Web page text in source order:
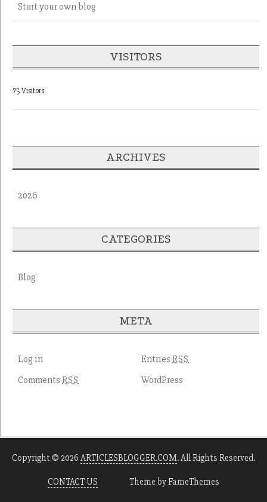
Start your own blog
VISITORS
75 Visitors
ARCHIVES
2026
CATEGORIES
Blog
META
Log in Entries RSS
CommentsRSS WordPress
Copyright © 2026 ARTICLESBLOGGER.COM. All Rights Reserved.
CONTACT US Theme by FameThemes